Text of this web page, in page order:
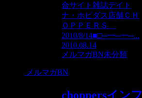
合サイト雑誌デイト
ナ・ホビダス店舗ＣＨ
ＯＰＰＥＲＳ
2010/8/14■□─━─━─...
2010.08.14
メルマガBN未分類
メルマガBN
choppersインフ